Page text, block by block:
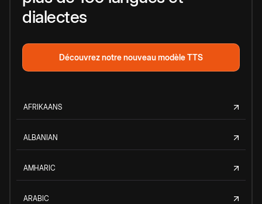
dialectes
Découvrez notre nouveau modèle TTS
AFRIKAANS
ALBANIAN
AMHARIC
ARABIC